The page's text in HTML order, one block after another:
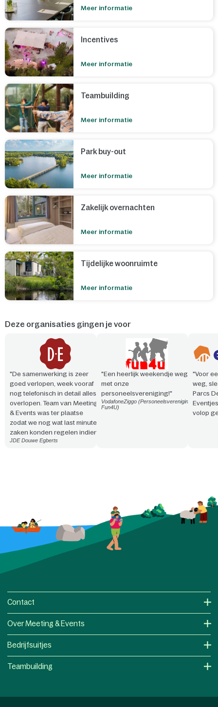
Meer informatie
Incentives
Meer informatie
Teambuilding
Meer informatie
Park buy-out
Meer informatie
Zakelijk overnachten
Meer informatie
Tijdelijke woonruimte
Meer informatie
Deze organisaties gingen je voor
"De samenwerking is zeer
goed verlopen, week vooraf
nog telefonisch in detail alles
overlopen. Team van Meeting
& Events was ter plaatse
zodat we nog wat last minute
zaken konden regelen indien
nodig. Vriendelijke en
JDE Douwe Egberts
"Een heerlijk weekendje weg
met onze
personeelsvereniging!"
VodafoneZiggo (Personeelsvereniging
Fun4U)
"Voor
weg,
Parcs
volop
Contact
Over Meeting & Events
Bedrijfsuitjes
Teambuilding